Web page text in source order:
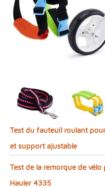
Test du fauteuil roulant
et support ajustable
Test de la remorque de
Hauler 4335